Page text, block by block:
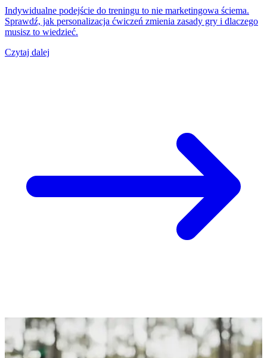
Indywidualne podejście do treningu to nie marketingowa ściema.
Sprawdź, jak personalizacja ćwiczeń zmienia zasady gry i dlaczego
musisz to wiedzieć.
Czytaj dalej